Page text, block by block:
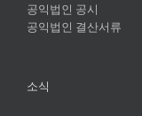
공익법인 공시
공익법인 결산서류
소식